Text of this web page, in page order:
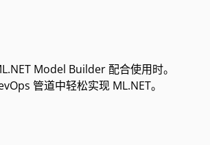
Model Builder 配合使用时。
管道中轻松实现 ML.NET。